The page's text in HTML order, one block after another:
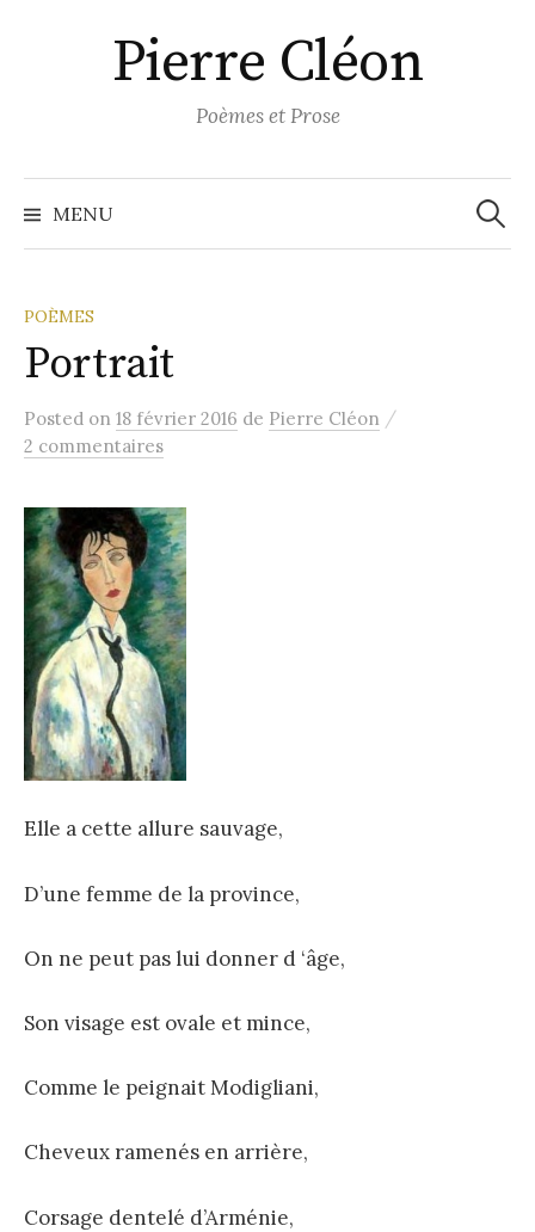
Pierre Cléon
Poèmes et Prose
MENU
POÈMES
Portrait
Posted on 18 février 2016 de Pierre Cléon /
2 commentaires
Elle a cette allure sauvage,
D’une femme de la province,
On ne peut pas lui donner d ‘âge,
Son visage est ovale et mince,
Comme le peignait Modigliani,
Cheveux ramenés en arrière,
Corsage dentelé d’Arménie,